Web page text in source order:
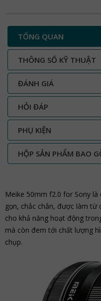
TỔNG QUAN
THÔNG SỐ KỸ THUẬT
ĐÁNH GIÁ
HỎI ĐÁP
PHỤ KIỆN
HỘP SẢN PHẨM BAO
Meike 50mm f2.0 for Sony
gọn, chắc chắn, được làm từ
cho khả năng hoạt động
mà còn đem tới chất lượng
chụp.